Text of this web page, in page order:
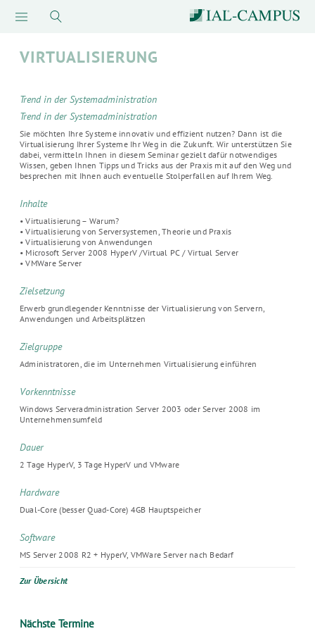
VIRTUALISIERUNG
Trend in der Systemadministration
Trend in der Systemadministration
Sie möchten Ihre Systeme innovativ und effizient nutzen? Dann ist die
Virtualisierung Ihrer Systeme Ihr Weg in die Zukunft. Wir unterstützen Sie
dabei, vermitteln Ihnen in diesem Seminar gezielt dafür notwendiges
Wissen, geben Ihnen Tipps und Tricks aus der Praxis mit auf den Weg und
besprechen mit Ihnen auch eventuelle Stolperfallen auf Ihrem Weg.
Inhalte
• Virtualisierung – Warum?
• Virtualisierung von Serversystemen, Theorie und Praxis
• Virtualisierung von Anwendungen
• Microsoft Server 2008 HyperV /Virtual PC / Virtual Server
• VMWare Server
Zielsetzung
Erwerb grundlegender Kenntnisse der Virtualisierung von Servern,
Anwendungen und Arbeitsplätzen
Zielgruppe
Administratoren, die im Unternehmen Virtualisierung einführen
Vorkenntnisse
Windows Serveradministration Server 2003 oder Server 2008 im
Unternehmensumfeld
Dauer
2 Tage HyperV, 3 Tage HyperV und VMware
Hardware
Dual-Core (besser Quad-Core) 4GB Hauptspeicher
Software
MS Server 2008 R2 + HyperV, VMWare Server nach Bedarf
Zur Übersicht
Nächste Termine